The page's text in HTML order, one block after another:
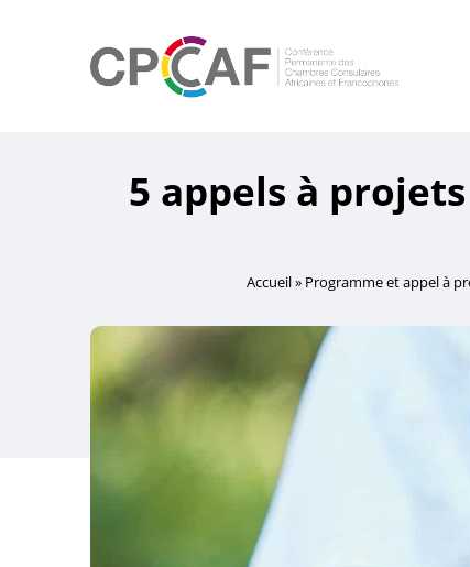
5 appels à
Accueil» Programme et appel à